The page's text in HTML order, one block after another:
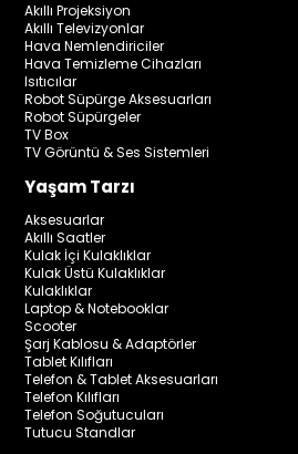
Akıllı Projeksiyon
Akıllı Televizyonlar
Hava Nemlendiriciler
Hava Temizleme Cihazları
Isıtıcılar
Robot Süpürge Aksesuarları
Robot Süpürgeler
TV Box
TV Görüntü & Ses Sistemleri
Yaşam Tarzı
Aksesuarlar
Akıllı Saatler
Kulak İçi Kulaklıklar
Kulak Üstü Kulaklıklar
Kulaklıklar
Laptop & Notebooklar
Scooter
Şarj Kablosu & Adaptörler
Tablet Kılıfları
Telefon & Tablet Aksesuarları
Telefon Kılıfları
Telefon Soğutucuları
Tutucu Standlar